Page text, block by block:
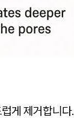
게 제거합니다.